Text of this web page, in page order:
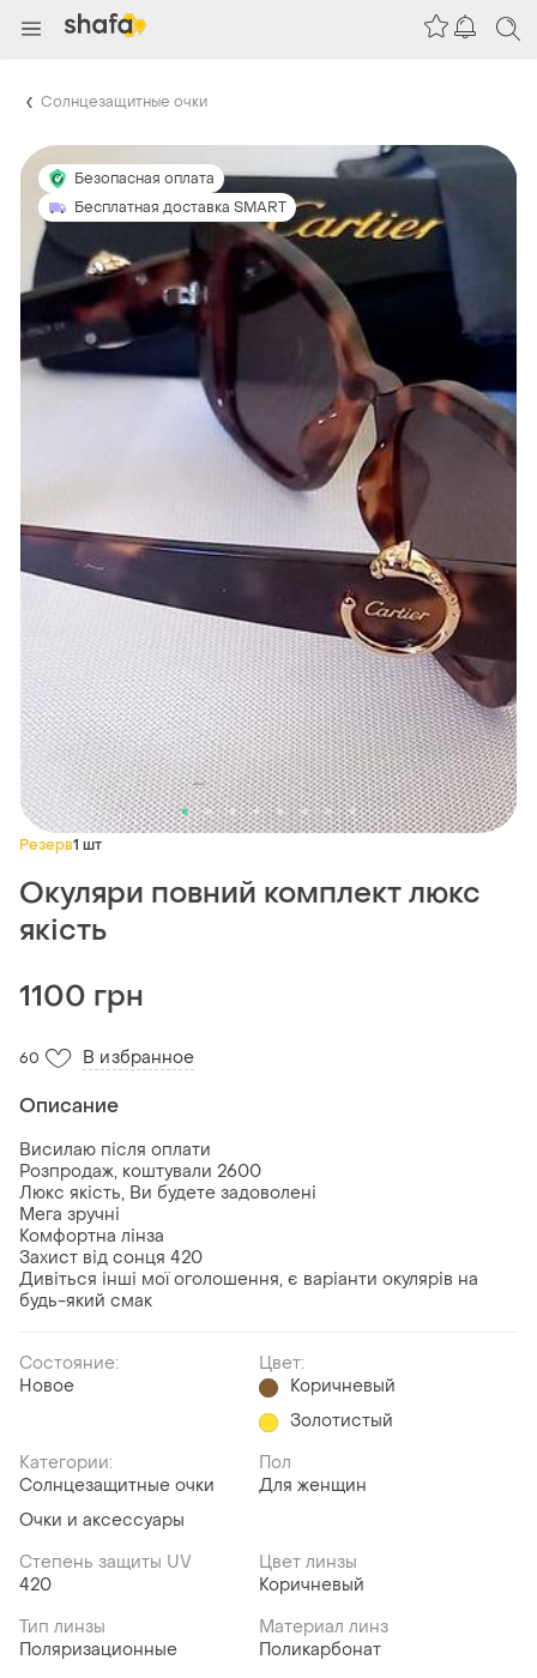
Солнцезащитные очки
Безопасная оплата
Бесплатная доставка SMART
Резерв1 шт
Окуляри повний комплект люкс
якість
1100 грн
60 В избранное
Описание
Висилаю після оплати
Розпродаж, коштували 2600
Люкс якість, Ви будете задоволені
Мега зручні
Комфортна лінза
Захист від сонця 420
Дивіться інші мої оголошення, є варіанти окулярів на
будь-який смак
Состояние:
Новое
Цвет:
Коричневый
Золотистый
Категории:
Солнцезащитные очки
Очки и аксессуары
Пол
Для женщин
Степень защиты UV
420
Цвет линзы
Коричневый
Тип линзы
Поляризационные
Материал линз
Поликарбонат